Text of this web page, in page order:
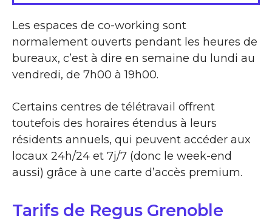
Les espaces de co-working sont
normalement ouverts pendant les heures de
bureaux, c’est à dire en semaine du lundi au
vendredi, de 7h00 à 19h00.
Certains centres de télétravail offrent
toutefois des horaires étendus à leurs
résidents annuels, qui peuvent accéder aux
locaux 24h/24 et 7j/7 (donc le week-end
aussi) grâce à une carte d’accès premium.
Tarifs de Regus Grenoble